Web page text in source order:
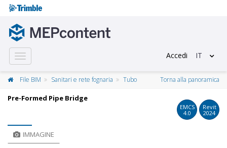
Toggle
navigation
Accedi IT
File BIM Sanitari e rete fognaria Tubo Torna alla panoramica
Pre-Formed Pipe Bridge
EMCS
4.0
Revit
2024
IMMAGINE